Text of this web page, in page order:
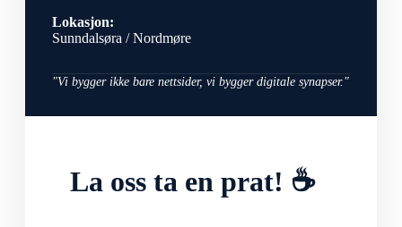
Lokasjon:
Sunndalsøra / Nordmøre
"Vi bygger ikke bare nettsider, vi bygger digitale synapser."
La oss ta en prat! ☕